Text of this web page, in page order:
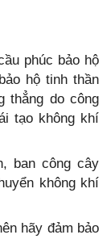
phúc bảo hộ
hộ tinh thần
thẳng do công
tạo không khí
ban công cây
không khí
hãy đảm bảo